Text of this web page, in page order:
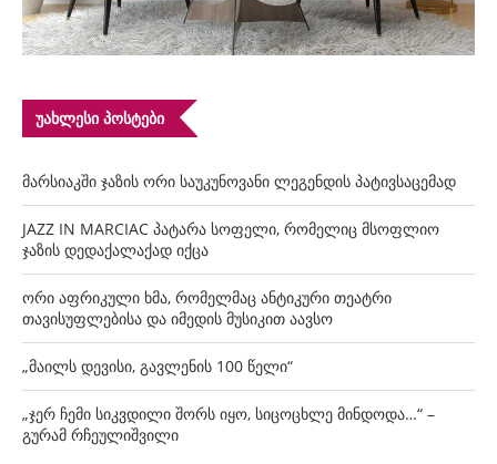
ᲣᲐᲮᲚᲔᲡᲘ ᲞᲝᲡᲢᲔᲑᲘ
მარსიაკში ჯაზის ორი საუკუნოვანი ლეგენდის პატივსაცემად
JAZZ IN MARCIAC პატარა სოფელი, რომელიც მსოფლიო
ჯაზის დედაქალაქად იქცა
ორი აფრიკული ხმა, რომელმაც ანტიკური თეატრი
თავისუფლებისა და იმედის მუსიკით აავსო
„მაილს დევისი, გავლენის 100 წელი“
„ჯერ ჩემი სიკვდილი შორს იყო, სიცოცხლე მინდოდა…“ –
გურამ რჩეულიშვილი